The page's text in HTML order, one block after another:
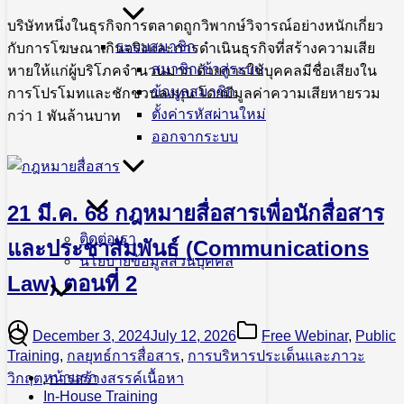
ระบบสมาชิก
สมาชิกเข้าสู่ระบบ
ข้อมูลสมาชิก
ตั้งค่ารหัสผ่านใหม่
ออกจากระบบ
ติดต่อเรา
นโยบายข้อมูลส่วนบุคคล
หน้าแรก
In-House Training
บริษัทหนึ่งในธุรกิจการตลาดถูกวิพากษ์วิจารณ์อย่างหนักเกี่ยว
กับการโฆษณาเกินจริงและการดำเนินธุรกิจที่สร้างความเสีย
หายให้แก่ผู้บริโภคจำนวนมาก ด้วยการใช้บุคคลมีชื่อเสียงใน
การโปรโมทและชักชวนลงทุน โดยมีมูลค่าความเสียหายรวม
กว่า 1 พันล้านบาท
21 มี.ค. 68 กฎหมายสื่อสารเพื่อนักสื่อสาร
และประชาสัมพันธ์ (Communications
Law) ตอนที่ 2
December 3, 2024July 12, 2026 Free Webinar, Public
Training, กลยุทธ์การสื่อสาร, การบริหารประเด็นและภาวะ
วิกฤต,การสร้างสรรค์เนื้อหา